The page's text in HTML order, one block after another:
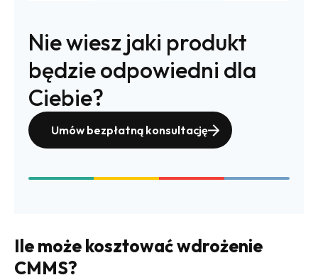
Nie wiesz jaki produkt
będzie odpowiedni dla
Ciebie?
Umów bezpłatną konsultację
Ile może kosztować wdrożenie
CMMS?